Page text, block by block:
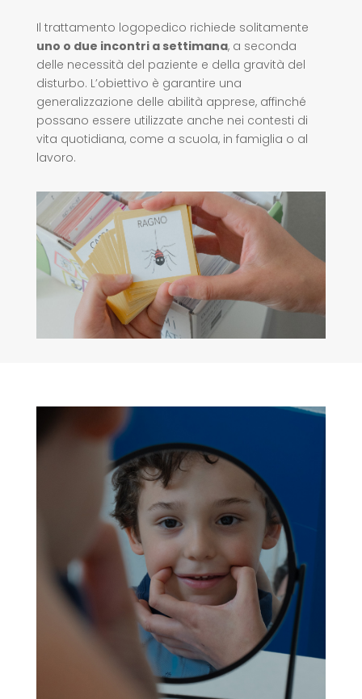
Il trattamento logopedico richiede solitamente
uno o due incontri a settimana, a seconda
delle necessità del paziente e della gravità del
disturbo. L’obiettivo è garantire una
generalizzazione delle abilità apprese, affinché
possano essere utilizzate anche nei contesti di
vita quotidiana, come a scuola, in famiglia o al
lavoro.